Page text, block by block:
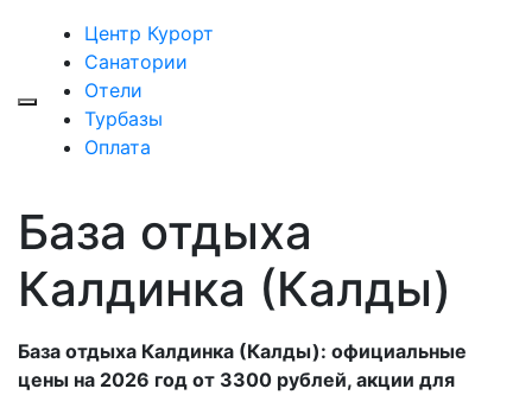
Центр Курорт
Санатории
Отели
Турбазы
Оплата
База отдыха
Калдинка (Калды)
База отдыха Калдинка (Калды): официальные
цены на 2026 год от 3300 рублей, акции для